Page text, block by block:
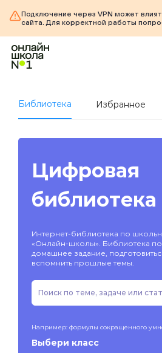
Подключение через VPN может
сайта. Для корректной работы
Библиотека Избранное
Цифровая
библиотека
Интернет-библиотека по
«Онлайн-школы». Библиотека
домашнее задание,
вспомнить прошлые темы.
Например: формулы сокращенного
Выбери класс